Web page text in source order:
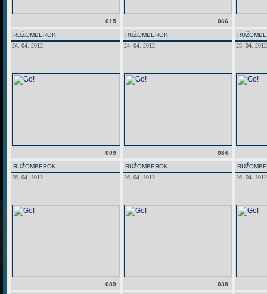
015 066
RUŽOMBEROK
24. 04. 2012
009
RUŽOMBEROK
24. 04. 2012
084
25. 04. 2012
RUŽOMBEROK
26. 04. 2012
089
RUŽOMBEROK
26. 04. 2012
038
26. 04. 2012